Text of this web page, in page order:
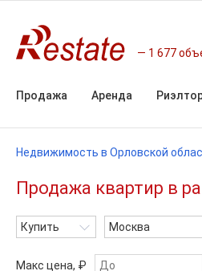
1 677
Продажа Аренда
Недвижимость в Орловской
Продажа квартир в
Купить Москва
Макс цена, ₽